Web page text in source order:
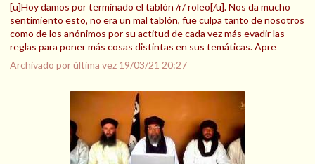
[u]Hoy damos por terminado el tablón /r/ roleo[/u]. Nos da mucho
sentimiento esto, no era un mal tablón, fue culpa tanto de nosotros
como de los anónimos por su actitud de cada vez más evadir las
reglas para poner más cosas distintas en sus temáticas. Apre
Archivado por última vez 19/03/21 20:27